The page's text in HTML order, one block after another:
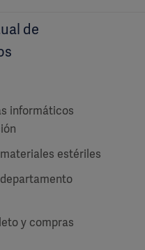
de
informáticos
estériles
y compras